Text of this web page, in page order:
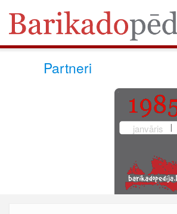
Partneri
janvāris